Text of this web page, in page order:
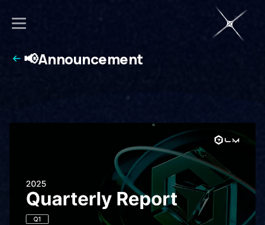
📢Announcement